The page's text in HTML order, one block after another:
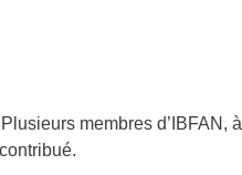
membres d’IBFAN, à